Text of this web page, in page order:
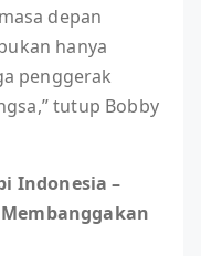
depan
hanya
penggerak
tutup Bobby
Indonesia –